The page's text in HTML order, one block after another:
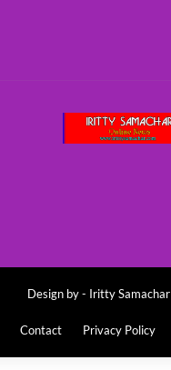
Design by - Iritty Samachar
Contact Privacy Policy